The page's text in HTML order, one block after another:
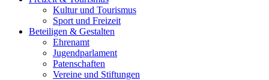
Kultur und Tourismus
Sport und Freizeit
Beteiligen & Gestalten
Ehrenamt
Jugendparlament
Patenschaften
Vereine und Stiftungen